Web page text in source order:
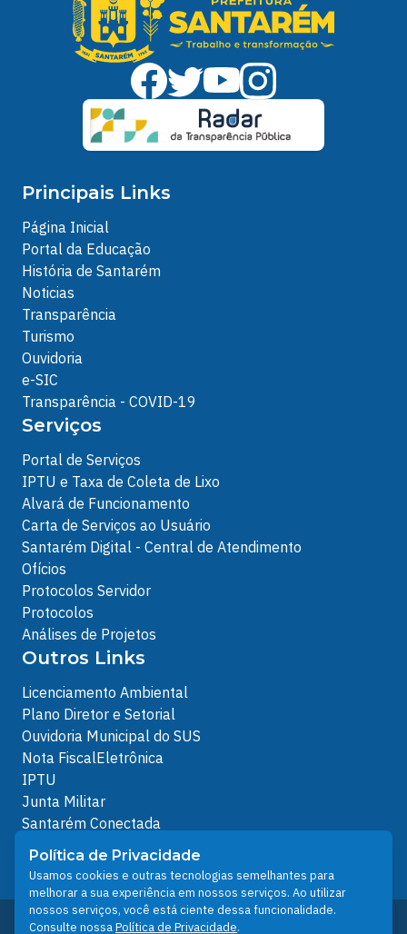
Principais Links
Página Inicial
Portal da Educação
História de Santarém
Noticias
Transparência
Turismo
Ouvidoria
e-SIC
Transparência - COVID-19
Serviços
Portal de Serviços
IPTU e Taxa de Coleta de Lixo
Alvará de Funcionamento
Carta de Serviços ao Usuário
Santarém Digital - Central de Atendimento
Ofícios
Protocolos Servidor
Protocolos
Análises de Projetos
Outros Links
Licenciamento Ambiental
Plano Diretor e Setorial
Ouvidoria Municipal do SUS
Nota FiscalEletrônica
IPTU
Junta Militar
Santarém Conectada
Política de Privacidade
People illustrations by Storyset
Desenvolvido pelo Núcleo Técnico de Gestão de
Política de Privacidade
Usamos cookies e outras tecnologias semelhantes para
melhorar a sua experiência em nossos serviços. Ao utilizar
nossos serviços, você está ciente dessa funcionalidade.
Consulte nossaPolítica de Privacidade.